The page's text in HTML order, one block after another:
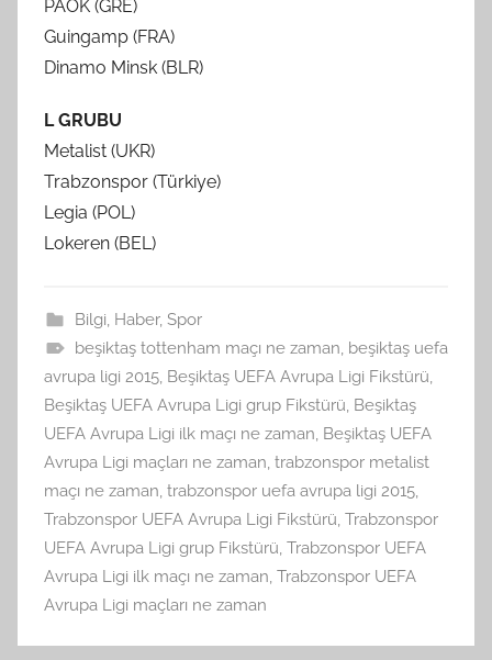
PAOK (GRE)
Guingamp (FRA)
Dinamo Minsk (BLR)
L GRUBU
Metalist (UKR)
Trabzonspor (Türkiye)
Legia (POL)
Lokeren (BEL)
Bilgi Haber, Spor
beşiktaş tottenham maçı ne zaman beşiktaş uefa
avrupa ligi 2015 Beşiktaş UEFA Avrupa Ligi Fikstürü
Beşiktaş UEFA Avrupa Ligi grup Fikstürü Beşiktaş
UEFA Avrupa Ligi ilk maçı ne zaman Beşiktaş UEFA
Avrupa Ligi maçları ne zaman trabzonspor metalist
maçı ne zaman trabzonspor uefa avrupa ligi 2015
Trabzonspor UEFA Avrupa Ligi Fikstürü Trabzonspor
UEFA Avrupa Ligi grup Fikstürü Trabzonspor UEFA
Avrupa Ligi ilk maçı ne zaman Trabzonspor UEFA
Avrupa Ligi maçları ne zaman